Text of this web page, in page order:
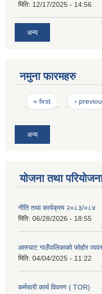
मिति: 12/17/2025 - 14:56
अन्य
नमुना फारमहरु
Pages
« first ‹
अन्य
योजना तथा
नीति तथा कार्यक्रम २०८३/०८४
मिति: 06/28/2026 - 18:55
आरुघाट गाउँपालिकाको फोहोर
मिति: 04/04/2025 - 11:22
कर्मचारी कार्य विवरण ( TOR)